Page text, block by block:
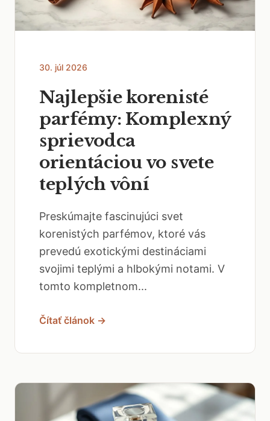
30. júl 2026
Najlepšie korenisté
parfémy: Komplexný
sprievodca
orientáciou vo svete
teplých vôní
Preskúmajte fascinujúci svet
korenistých parfémov, ktoré vás
prevedú exotickými destináciami
svojimi teplými a hlbokými notami. V
tomto kompletnom...
Čítať článok →